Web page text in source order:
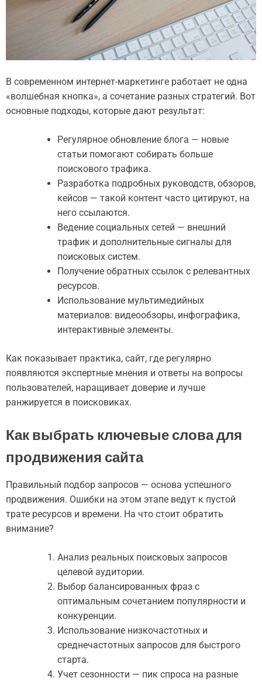
В современном интернет-маркетинге работает не одна
«волшебная кнопка», а сочетание разных стратегий. Вот
основные подходы, которые дают результат:
Регулярное обновление блога — новые
статьи помогают собирать больше
поискового трафика.
Разработка подробных руководств, обзоров,
кейсов — такой контент часто цитируют, на
него ссылаются.
Ведение социальных сетей — внешний
трафик и дополнительные сигналы для
поисковых систем.
Получение обратных ссылок с релевантных
ресурсов.
Использование мультимедийных
материалов: видеообзоры, инфографика,
интерактивные элементы.
Как показывает практика, сайт, где регулярно
появляются экспертные мнения и ответы на вопросы
пользователей, наращивает доверие и лучше
ранжируется в поисковиках.
Как выбрать ключевые слова для
продвижения сайта
Правильный подбор запросов — основа успешного
продвижения. Ошибки на этом этапе ведут к пустой
трате ресурсов и времени. На что стоит обратить
внимание?
Анализ реальных поисковых запросов
целевой аудитории.
Выбор балансированных фраз с
оптимальным сочетанием популярности и
конкуренции.
Использование низкочастотных и
среднечастотных запросов для быстрого
старта.
Учет сезонности — пик спроса на разные